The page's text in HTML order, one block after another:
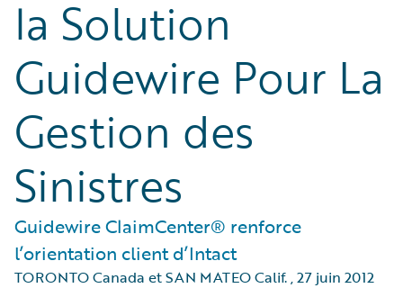
la Solution
Guidewire Pour La
Gestion des
Sinistres
Guidewire ClaimCenter® renforce
l’orientation client d’Intact
TORONTO Canada et SAN MATEO Calif.,27 juin 2012